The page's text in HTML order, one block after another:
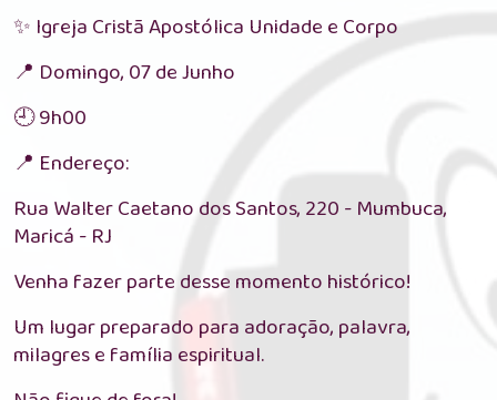
✨ Igreja Cristã Apostólica Unidade e Corpo
📍 Domingo, 07 de Junho
🕘 9h00
📍 Endereço:
Rua Walter Caetano dos Santos, 220 - Mumbuca,
Maricá - RJ
Venha fazer parte desse momento histórico!
Um lugar preparado para adoração, palavra,
milagres e família espiritual.